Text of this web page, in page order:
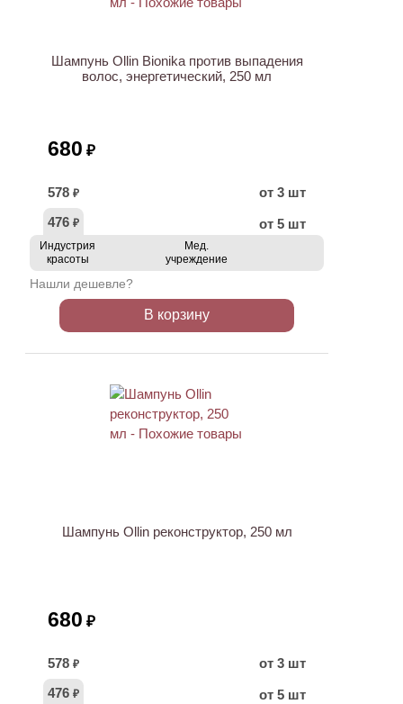
Шампунь Ollin Bionika против выпадения
волос, энергетический, 250 мл
680 ₽
578 ₽
от 3 шт
476 ₽ от 5 шт
Индустрия
красоты
Мед.
учреждение
Нашли дешевле?
В корзину
Шампунь Ollin реконструктор, 250 мл
680 ₽
578 ₽
от 3 шт
476 ₽ от 5 шт